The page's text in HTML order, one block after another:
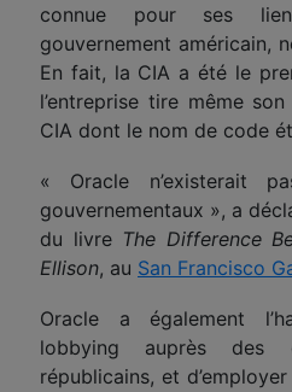
connue pour ses
gouvernement américain,
En fait, la CIA a été le
l’entreprise tire même
CIA dont le nom de code
« Oracle n’existerait
gouvernementaux », a
du livre The Difference
Ellison, au San Francisco
Oracle a également
lobbying auprès des
républicains, et